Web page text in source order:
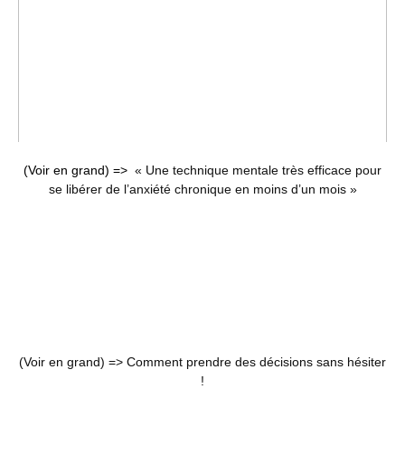
(Voir en grand) => « Une technique mentale très efficace pour
se libérer de l’anxiété chronique en moins d’un mois »
(Voir en grand) => Comment prendre des décisions sans hésiter
!